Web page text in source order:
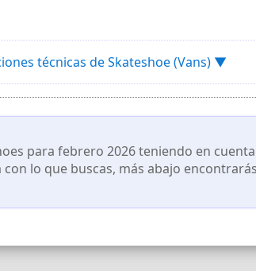
técnicas de Skateshoe (Vans) ▼
para febrero 2026 teniendo en
lo que buscas, más abajo